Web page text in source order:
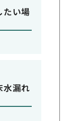
たい場
水漏れ